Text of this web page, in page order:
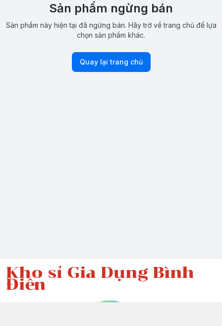
Sản phẩm ngừng bán
Sản phẩm này hiện tại đã ngừng bán. Hãy trở về trang chủ để lựa
chọn sản phẩm khác.
Quay lại trang chủ
Kho sỉ Gia Dụng Bình
Điền